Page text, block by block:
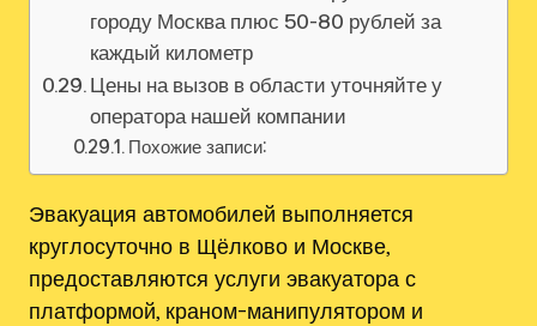
городу Москва плюс 50-80 рублей за
каждый километр
Цены на вызов в области уточняйте у
оператора нашей компании
Похожие записи:
Эвакуация автомобилей выполняется
круглосуточно в Щёлково и Москве,
предоставляются услуги эвакуатора с
платформой, краном-манипулятором и